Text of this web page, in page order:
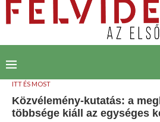
ITT ÉS MOST
Közvélemény-kutatás: a
többsége kiáll az egységes